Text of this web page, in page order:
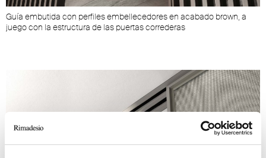
Guía embutida con perfiles embellecedores en acabado brown, a
juego con la estructura de las puertas correderas